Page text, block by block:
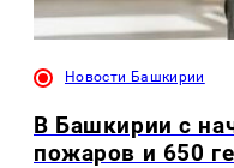
Новости Башкирии
В Башкирии с
пожаров и 650